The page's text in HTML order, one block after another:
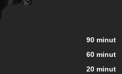
90 minut
60 minut
20 minut